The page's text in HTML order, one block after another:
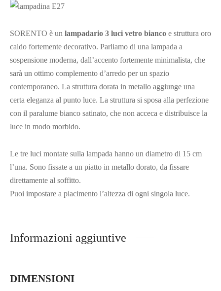
SORENTO è un lampadario 3 luci vetro bianco e struttura oro
caldo fortemente decorativo. Parliamo di una lampada a
sospensione moderna, dall’accento fortemente minimalista, che
sarà un ottimo complemento d’arredo per un spazio
contemporaneo. La struttura dorata in metallo aggiunge una
certa eleganza al punto luce. La struttura si sposa alla perfezione
con il paralume bianco satinato, che non acceca e distribuisce la
luce in modo morbido.
Le tre luci montate sulla lampada hanno un diametro di 15 cm
l’una. Sono fissate a un piatto in metallo dorato, da fissare
direttamente al soffitto.
Puoi impostare a piacimento l’altezza di ogni singola luce.
Informazioni aggiuntive
DIMENSIONI